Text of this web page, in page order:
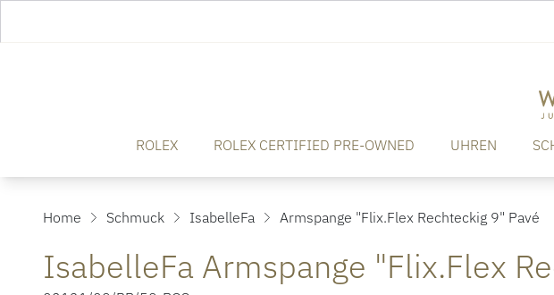
ROLEX ROLEX CERTIFIED PRE-OWNED UHREN
Home Schmuck IsabelleFa Armspange "Flix.Flex Rechteckig 9" Pavé
IsabelleFa Armspange "Flix.Flex